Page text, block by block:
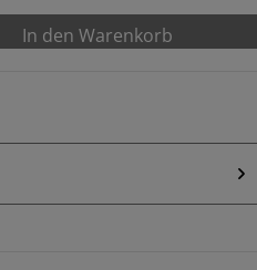
In den Warenkorb